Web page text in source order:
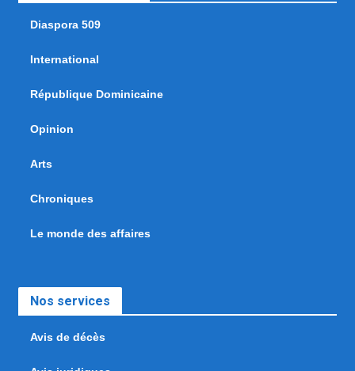
Diaspora 509
International
République Dominicaine
Opinion
Arts
Chroniques
Le monde des affaires
Nos services
Avis de décès